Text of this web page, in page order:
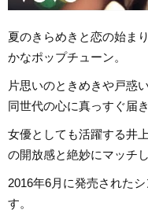
夏のきらめきと恋の始ま
かなポップチューン。
片思いのときめきや戸惑
同世代の心に真っすぐ届き
女優としても活躍する井
の開放感と絶妙にマッチ
2016年6月に発売された
す。